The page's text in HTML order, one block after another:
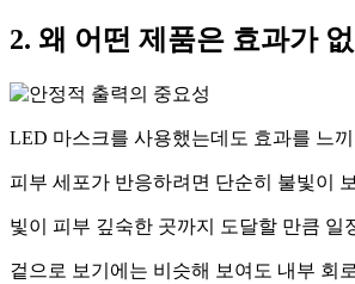
2. 왜 어떤 제품은 효과가
LED 마스크를 사용했는데도 효과를 느
피부 세포가 반응하려면 단순히 불빛이
빛이 피부 깊숙한 곳까지 도달할 만큼
겉으로 보기에는 비슷해 보여도 내부 회